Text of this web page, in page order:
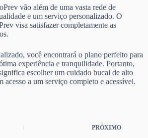
vão além de uma vasta rede de
e um serviço personalizado. O
visa satisfazer completamente as
você encontrará o plano perfeito para
experiência e tranquilidade. Portanto,
escolher um cuidado bucal de alto
acesso a um serviço completo e acessível.
PRÓXIMO